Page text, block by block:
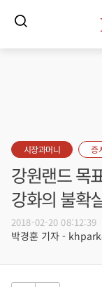
시장과머니 증
강원랜드 목
강화의 불확
2018-02-20 08:12:39
박경훈 기자 -